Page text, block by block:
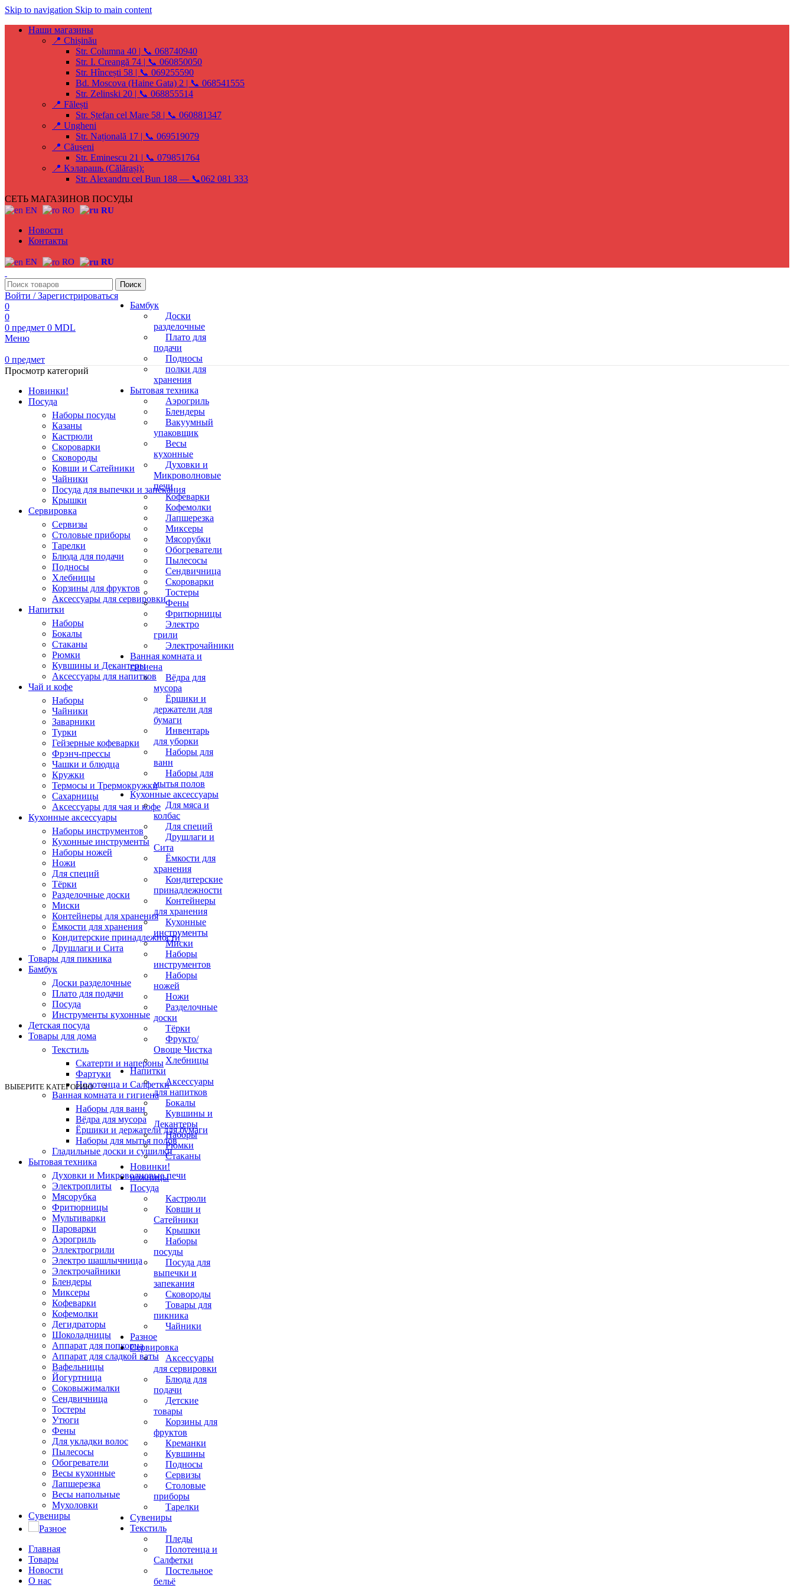
Skip to navigation Skip to main content
Наши магазины
📍 Chișinău
Str. Columna 40 | 📞 068740940
Str. I. Creangă 74 | 📞 060850050
Str. Hîncești 58 | 📞 069255590
Bd. Moscova (Haine Gata) 2 | 📞 068541555
Str. Zelinski 20 | 📞 068855514
📍 Fălești
Str. Ștefan cel Mare 58 | 📞 060881347
📍 Ungheni
Str. Națională 17 | 📞 069519079
📍 Căușeni
Str. Eminescu 21 | 📞 079851764
📍 Кэларашь (Călărași):
Str. Alexandru cel Bun 188 — 📞062 081 333
СЕТЬ МАГАЗИНОВ ПОСУДЫ
EN RO RU
Новости
Контакты
EN RO RU
ВЫБЕРИТЕ КАТЕГОРИЮ
Бамбук
Доски
разделочные
Плато для
подачи
Подносы
полки для
хранения
Бытовая техника
Аэрогриль
Блендеры
Вакуумный
упаковщик
Весы
кухонные
Духовки и
Микроволновые
печи
Кофеварки
Кофемолки
Лапшерезка
Миксеры
Мясорубки
Обогреватели
Пылесосы
Сендвичница
Скороварки
Тостеры
Фены
Фритюрницы
Электро
грили
Электрочайники
Ванная комната и
гигиена
Вёдра для
мусора
Ёршики и
держатели для
бумаги
Инвентарь
для уборки
Наборы для
ванн
Наборы для
мытья полов
Кухонные аксессуары
Для мяса и
колбас
Для специй
Друшлаги и
Сита
Ёмкости для
хранения
Кондитерские
принадлежности
Контейнеры
для хранения
Кухонные
инструменты
Миски
Наборы
инструментов
Наборы
ножей
Ножи
Разделочные
доски
Тёрки
Фрукто/
Овоще Чистка
Хлебницы
Напитки
Аксессуары
для напитков
Бокалы
Кувшины и
Декантеры
Наборы
Рюмки
Стаканы
Новинки!
ножницы
Посуда
Кастрюли
Ковши и
Сатейники
Крышки
Наборы
посуды
Посуда для
выпечки и
запекания
Сковороды
Товары для
пикника
Чайники
Разное
Сервировка
Аксессуары
для сервировки
Блюда для
подачи
Детские
товары
Корзины для
фруктов
Креманки
Кувшины
Подносы
Сервизы
Столовые
приборы
Тарелки
Сувениры
Текстиль
Пледы
Полотенца и
Салфетки
Постельное
бельё
Поиск
Войти / Зарегистрироваться
0
0
0 предмет 0 MDL
Меню
0 предмет
Просмотр категорий
Новинки!
Посуда
Наборы посуды
Казаны
Кастрюли
Скороварки
Сковороды
Ковши и Сатейники
Чайники
Посуда для выпечки и запекания
Крышки
Сервировка
Сервизы
Столовые приборы
Тарелки
Блюда для подачи
Подносы
Хлебницы
Корзины для фруктов
Аксессуары для сервировки
Напитки
Наборы
Бокалы
Стаканы
Рюмки
Кувшины и Декантеры
Аксессуары для напитков
Чай и кофе
Наборы
Чайники
Заварники
Турки
Гейзерные кофеварки
Фрэнч-прессы
Чашки и блюдца
Кружки
Термосы и Трермокружки
Сахарницы
Аксессуары для чая и кофе
Кухонные аксессуары
Наборы инструментов
Кухонные инструменты
Наборы ножей
Ножи
Для специй
Тёрки
Разделочные доски
Миски
Контейнеры для хранения
Ёмкости для хранения
Кондитерские принадлежности
Друшлаги и Сита
Товары для пикника
Бамбук
Доски разделочные
Плато для подачи
Посуда
Инструменты кухонные
Детская посуда
Товары для дома
Текстиль
Скатерти и напероны
Фартуки
Полотенца и Салфетки
Ванная комната и гигиена
Наборы для ванн
Вёдра для мусора
Ёршики и держатели для бумаги
Наборы для мытья полов
Гладильные доски и сушилки
Бытовая техника
Духовки и Микроволновые печи
Электроплиты
Мясорубка
Фритюрницы
Мультиварки
Пароварки
Аэрогриль
Эллектрогрили
Электро шашлычница
Электрочайники
Блендеры
Миксеры
Кофеварки
Кофемолки
Дегидраторы
Шоколадницы
Аппарат для попкорна
Аппарат для сладкой ваты
Вафельницы
Йогуртница
Соковыжималки
Сендвичница
Тостеры
Утюги
Фены
Для укладки волос
Пылесосы
Обогреватели
Весы кухонные
Лапшерезка
Весы напольные
Мухоловки
Сувениры
Разное
Главная
Товары
Новости
О нас